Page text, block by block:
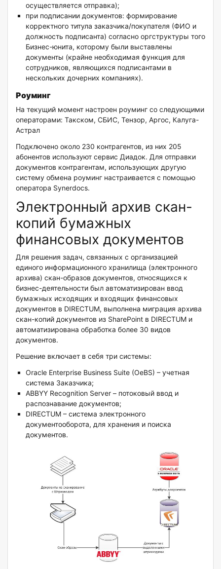
осуществляется отправка);
при подписании документов: формирование
корректного титула заказчика/покупателя (ФИО и
должность подписанта) согласно оргструктуры того
Бизнес-юнита, которому были выставлены
документы (крайне необходимая функция для
сотрудников, являющихся подписантами в
нескольких дочерних компаниях).
Роуминг
На текущий момент настроен роуминг со следующими
операторами: Такском, СБИС, Тензор, Аргос, Калуга-
Астрал
Подключено около 230 контрагентов, из них 205
абонентов используют сервис Диадок. Для отправки
документов контрагентам, использующих другую
систему обмена роуминг настраивается с помощью
оператора Synerdocs.
Электронный архив скан-
копий бумажных
финансовых документов
Для решения задач, связанных с организацией
единого информационного хранилища (электронного
архива) скан-образов документов, относящихся к
бизнес-деятельности был автоматизирован ввод
бумажных исходящих и входящих финансовых
документов в DIRECTUM, выполнена миграция архива
скан-копий документов из SharePoint в DIRECTUM и
автоматизирована обработка более 30 видов
документов.
Решение включает в себя три системы:
Oracle Enterprise Business Suite (OeBS) – учетная
система Заказчика;
ABBYY Recognition Server – потоковый ввод и
распознавание документов;
DIRECTUM – система электронного
документооборота, для хранения и поиска
документов.